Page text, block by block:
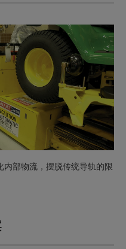
部物流，摆脱传统导轨的限